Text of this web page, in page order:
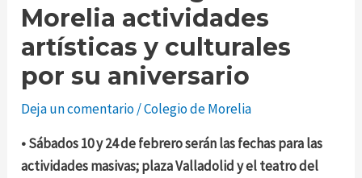
Morelia actividades
artísticas y culturales
por su aniversario
Deja un comentario/Colegio de Morelia
• Sábados 10 y 24 de febrero serán las fechas para las
actividades masivas; plaza Valladolid y el teatro del